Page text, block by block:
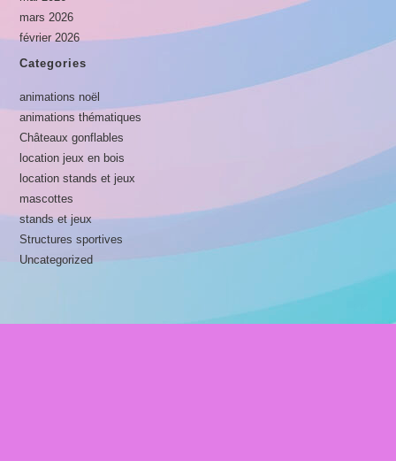
mars 2026
février 2026
Categories
animations noël
animations thématiques
Châteaux gonflables
location jeux en bois
location stands et jeux
mascottes
stands et jeux
Structures sportives
Uncategorized